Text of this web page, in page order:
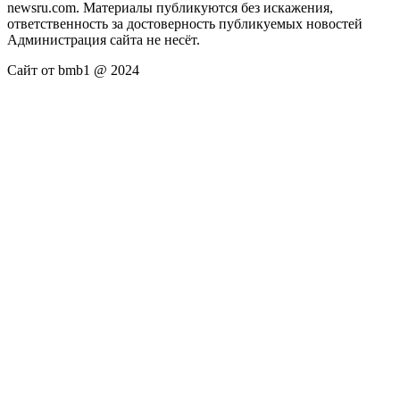
newsru.com. Материалы публикуются без искажения,
ответственность за достоверность публикуемых новостей
Администрация сайта не несёт.
Сайт от bmb1 @ 2024